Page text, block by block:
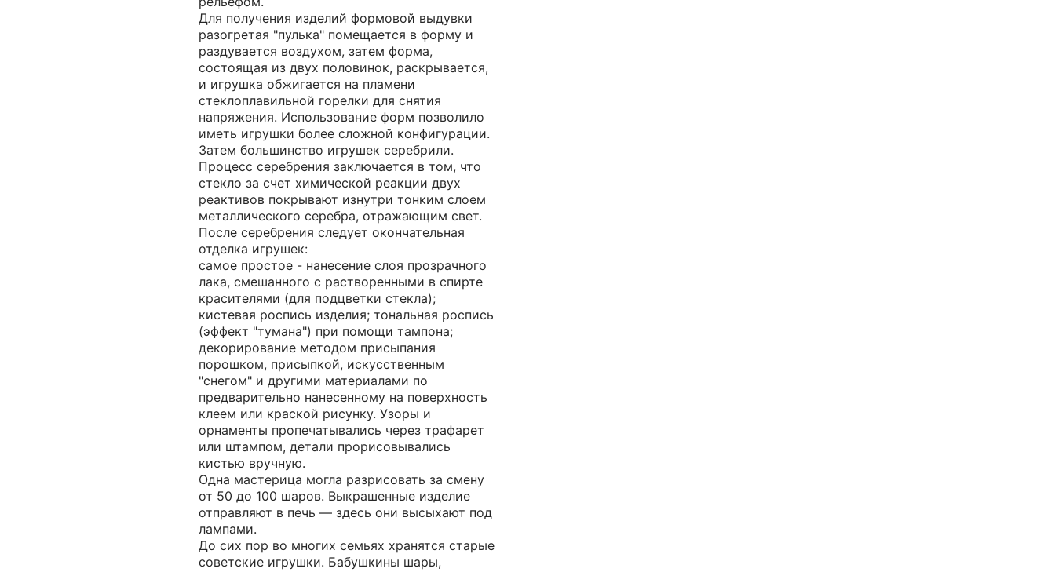
Для получения изделий формовой выдувки
разогретая "пулька" помещается в форму и
раздувается воздухом, затем форма,
состоящая из двух половинок, раскрывается,
и игрушка обжигается на пламени
стеклоплавильной горелки для снятия
напряжения. Использование форм позволило
иметь игрушки более сложной конфигурации.
Затем большинство игрушек серебрили.
Процесс серебрения заключается в том, что
стекло за счет химической реакции двух
реактивов покрывают изнутри тонким слоем
металлического серебра, отражающим свет.
После серебрения следует окончательная
отделка игрушек:
самое простое - нанесение слоя прозрачного
лака, смешанного с растворенными в спирте
красителями (для подцветки стекла);
кистевая роспись изделия; тональная роспись
(эффект "тумана") при помощи тампона;
декорирование методом присыпания
порошком, присыпкой, искусственным
"снегом" и другими материалами по
предварительно нанесенному на поверхность
клеем или краской рисунку. Узоры и
орнаменты пропечатывались через трафарет
или штампом, детали прорисовывались
кистью вручную.
Одна мастерица могла разрисовать за смену
от 50 до 100 шаров. Выкрашенные изделие
отправляют в печь — здесь они высыхают под
лампами.
До сих пор во многих семьях хранятся старые
советские игрушки. Бабушкины шары,